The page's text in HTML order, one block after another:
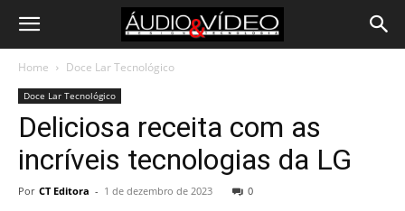
Home Doce Lar Tecnológico
Doce Lar Tecnológico
Deliciosa receita com as
incríveis tecnologias da LG
Por CT Editora - 1 de dezembro de 2023 0